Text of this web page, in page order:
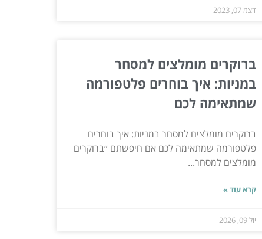
דצמ 07, 2023
ברוקרים מומלצים למסחר
במניות: איך בוחרים פלטפורמה
שמתאימה לכם
ברוקרים מומלצים למסחר במניות: איך בוחרים
פלטפורמה שמתאימה לכם אם חיפשתם ״ברוקרים
מומלצים למסחר...
קרא עוד »
יול 09, 2026